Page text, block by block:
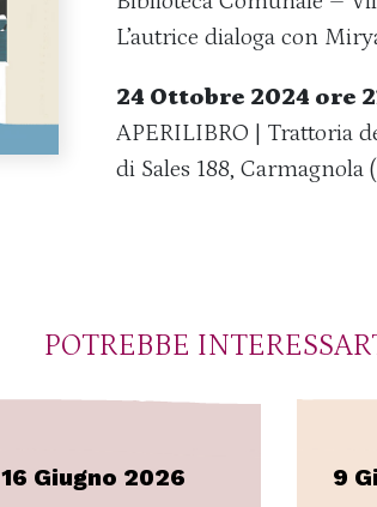
L’autrice dialoga con
24 Ottobre 2024 ore
APERILIBRO | Trattoria
di Sales 188, Carmagnola
POTREBBE
16 Giugno 2026 9